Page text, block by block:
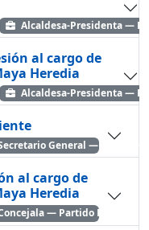
Alcaldesa-Presidenta —
al cargo de
Heredia
Alcaldesa-Presidenta —
General — Ayto. de
al cargo de
Heredia
— Partido Popular